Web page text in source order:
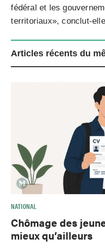
fédéral et les
territoriaux», conclut-elle
Articles récents du
NATIONAL
Chômage des
mieux qu’ailleurs